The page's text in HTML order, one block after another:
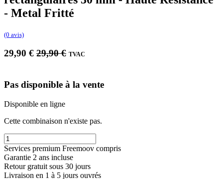
- Metal Fritté
(0 avis)
29,90 € 29,90€ TVAC
Pas disponible à la vente
Disponible en ligne
Cette combinaison n'existe pas.
Services premium Freemoov compris
Garantie 2 ans incluse
Retour gratuit sous 30 jours
Livraison en 1 à 5 jours ouvrés